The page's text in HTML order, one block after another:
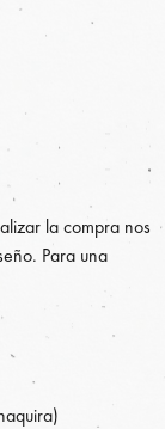
la compra nos
Para una